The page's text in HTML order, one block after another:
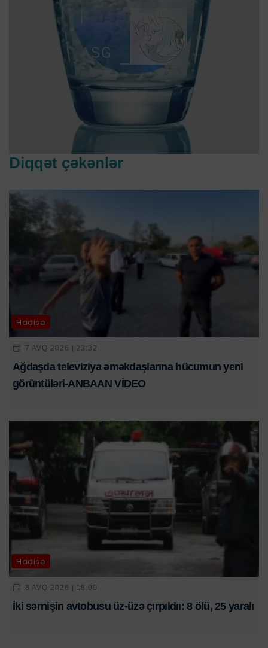
Diqqət çəkənlər
Hadisə
7 AVQ 2026 | 23:32
Ağdaşda televiziya əməkdaşlarına hücumun yeni
görüntüləri-ANBAAN VİDEO
Hadisə
8 AVQ 2026 | 18:00
İki sərnişin avtobusu üz-üzə çırpıldıı: 8 ölü, 25 yaralı